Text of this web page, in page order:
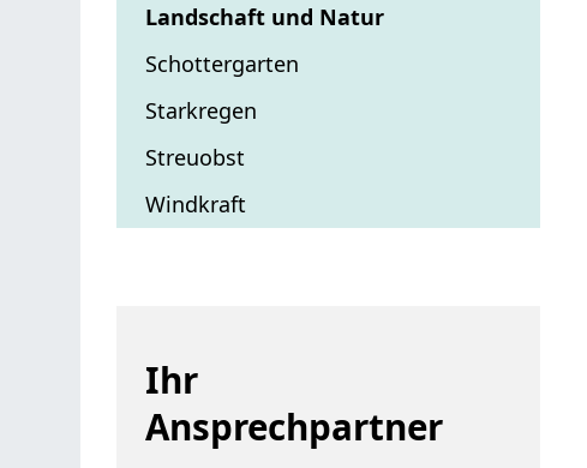
Landschaft und Natur
Schottergarten
Starkregen
Streuobst
Windkraft
Ihr
Ansprechpartner